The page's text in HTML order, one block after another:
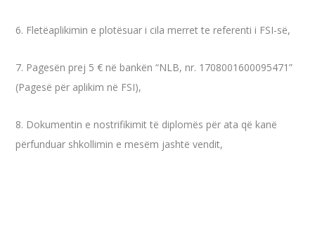
6. Fletëaplikimin e plotësuar i cila merret te referenti i FSI-së,
7. Pagesën prej 5 € në bankën “NLB, nr. 1708001600095471”
(Pagesë për aplikim në FSI),
8. Dokumentin e nostrifikimit të diplomës për ata që kanë
përfunduar shkollimin e mesëm jashtë vendit,